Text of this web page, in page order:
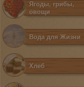
Ягоды, грибы,
овощи
Вода для Жизни
Хлеб